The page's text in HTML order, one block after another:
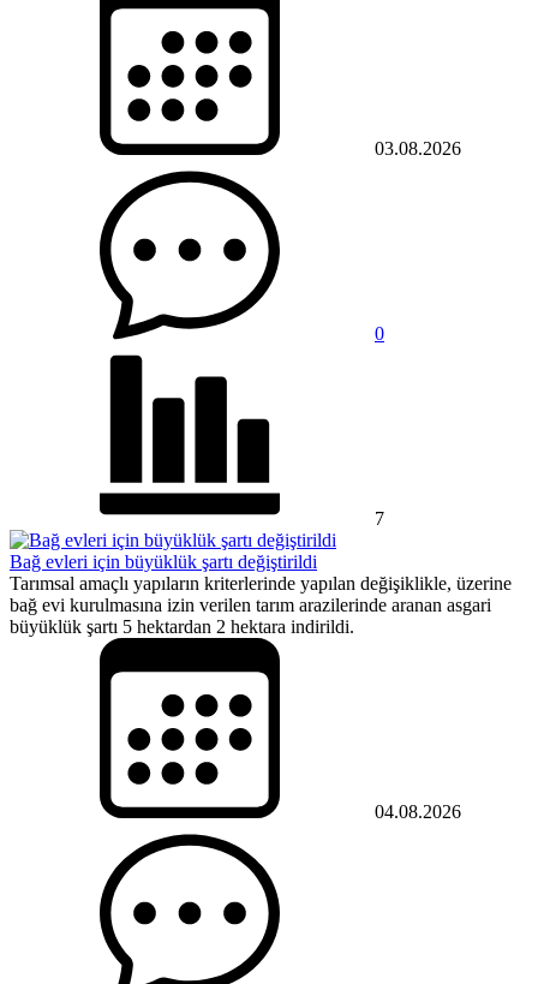
03.08.2026
0
7
Bağ evleri için büyüklük şartı değiştirildi
Tarımsal amaçlı yapıların kriterlerinde yapılan değişiklikle, üzerine
bağ evi kurulmasına izin verilen tarım arazilerinde aranan asgari
büyüklük şartı 5 hektardan 2 hektara indirildi.
04.08.2026